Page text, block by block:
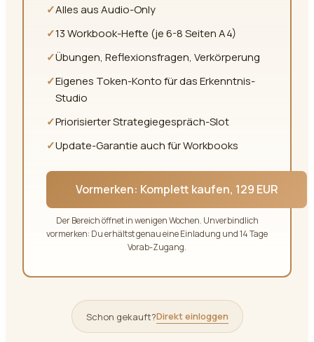
✓Alles aus Audio-Only
✓13 Workbook-Hefte (je 6-8 Seiten A4)
✓Übungen, Reflexionsfragen, Verkörperung
✓Eigenes Token-Konto für das Erkenntnis-
Studio
✓Priorisierter Strategiegespräch-Slot
✓Update-Garantie auch für Workbooks
Vormerken: Komplett kaufen, 129 EUR
Der Bereich öffnet in wenigen Wochen. Unverbindlich
vormerken: Du erhältst genau eine Einladung und 14 Tage
Vorab-Zugang.
Schon gekauft?Direkt einloggen